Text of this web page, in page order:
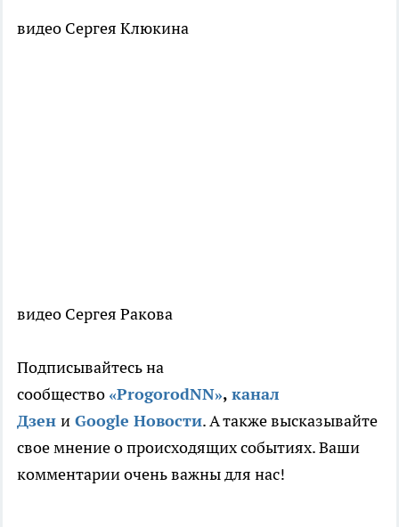
видео Сергея Клюкина
видео Сергея Ракова
Подписывайтесь на
сообщество «ProgorodNN», канал
Дзен и Google Новости. А также высказывайте
свое мнение о происходящих событиях. Ваши
комментарии очень важны для нас!